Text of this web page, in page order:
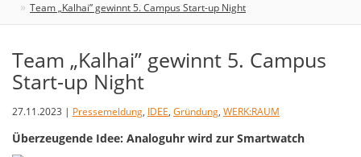
Team „Kalhai” gewinnt 5. Campus Start-up Night
Team „Kalhai” gewinnt 5. Campus
Start-up Night
27.11.2023 | Pressemeldung, IDEE, Gründung, WERK:RAUM
Überzeugende Idee: Analoguhr wird zur Smartwatch